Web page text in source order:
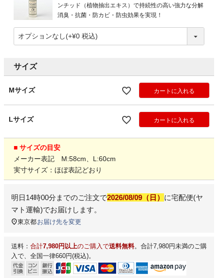
ンチッド（植物抽出エキス）で持続性の高い強力な分解
消臭・抗菌・防カビ・防虫効果を実現！
サイズ
Mサイズ カートに入れる
Lサイズ カートに入れる
■ サイズの目安
メーカー表記 M:58cm、L:60cm
実寸サイズ：ほぼ表記どおり
明日14時00分 までのご注文で2026/08/09（日） に宅配便(ヤ
マト運輸)でお届けします。
東京都お届け先を変更
送料： 合計7,980円以上のご購入で送料無料。合計7,980円未満のご購
入で、全国一律660円(税込)。